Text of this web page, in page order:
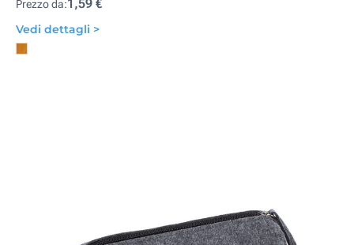
Prezzo da:1,59 €
Vedi dettagli >